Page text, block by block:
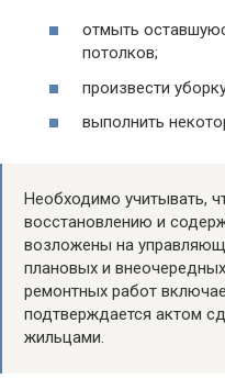
отмыть
потолков;
произвести
выполнить
Необходимо учитывать,
восстановлению и
возложены на
плановых и
ремонтных работ
подтверждается актом
жильцами.